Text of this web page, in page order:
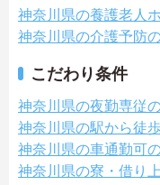
神奈川県の養護老人
神奈川県の介護予防
こだわり条件
神奈川県の夜勤専従
神奈川県の駅から徒
神奈川県の車通勤可
神奈川県の寮・借り